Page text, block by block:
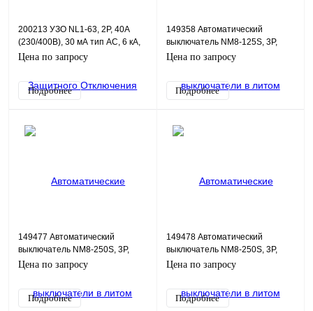
200213 УЗО NL1-63, 2P, 40А
(230/400В), 30 мА тип AC, 6 кА,
2М
Цена по запросу
Подробнее
149358 Автоматический
выключатель NM8-125S, 3P,
100А, 50кА
Цена по запросу
Подробнее
149477 Автоматический
выключатель NM8-250S, 3P,
160А, 50кА
Цена по запросу
Подробнее
149478 Автоматический
выключатель NM8-250S, 3P,
200А, 50кА
Цена по запросу
Подробнее